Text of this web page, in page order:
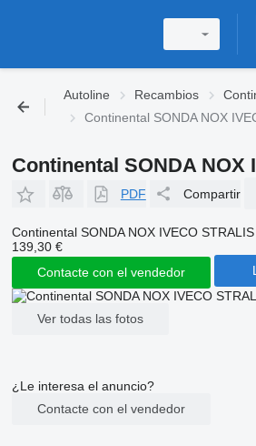
Autoline Recambios
Continental SONDA NOX
Continental SONDA NOX
PDF Compartir
Continental SONDA NOX IVECO
139,30 €
Contacte con el vendedor
Ver todas las fotos
¿Le interesa el anuncio?
Contacte con el vendedor